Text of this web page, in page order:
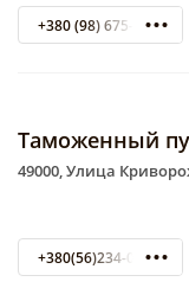
+380 (98) 675-97-99
Таможенный
49000, Улица
+380(56)234-04-07